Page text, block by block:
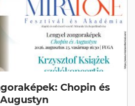
Chopin és
Augustyn